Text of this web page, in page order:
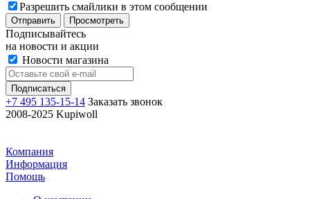
Разрешить смайлики в этом сообщении
Подписывайтесь
на новости и акции
Новости магазина
+7 495 135-15-14 Заказать звонок
2008-2025 Kupiwoll
Компания
Информация
Помощь